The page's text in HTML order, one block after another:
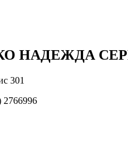
НАДЕЖДА
301
2766996